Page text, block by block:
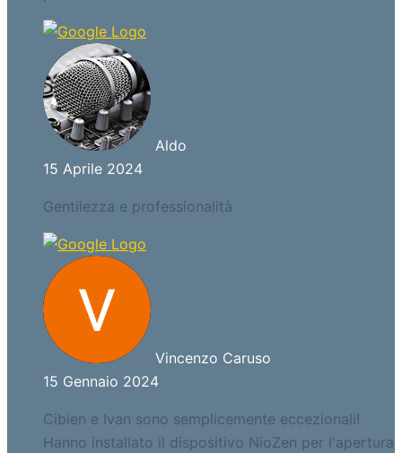
Aldo
15 Aprile 2024
Gentilezza e professionalità
Vincenzo Caruso
15 Gennaio 2024
Cibien e Ivan sono semplicemente eccezionali!
Hanno installato il dispositivo NioZen per l'apertura